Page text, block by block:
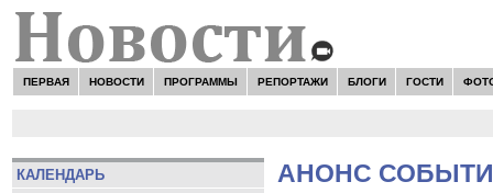
ПЕРВАЯ НОВОСТИ ПРОГРАММЫ РЕПОРТАЖИ БЛОГИ ГОСТИ
КАЛЕНДАРЬ АНОНС